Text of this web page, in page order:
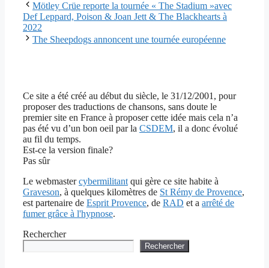
Mötley Crüe reporte la tournée « The Stadium »avec
Def Leppard, Poison & Joan Jett & The Blackhearts à
2022
The Sheepdogs annoncent une tournée européenne
Ce site a été créé au début du siècle, le 31/12/2001, pour
proposer des traductions de chansons, sans doute le
premier site en France à proposer cette idée mais cela n’a
pas été vu d’un bon oeil par la CSDEM, il a donc évolué
au fil du temps.
Est-ce la version finale?
Pas sûr
Le webmastercybermilitant qui gère ce site habite à
Graveson, à quelques kilomètres de St Rémy de Provence,
est partenaire de Esprit Provence, de RAD et a arrêté de
fumer grâce à l'hypnose.
Rechercher
Rechercher